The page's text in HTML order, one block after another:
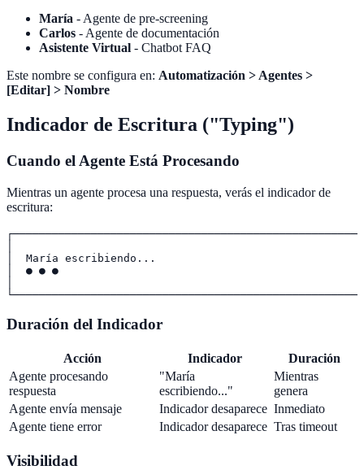
María - Agente de pre-screening
Carlos - Agente de documentación
Asistente Virtual - Chatbot FAQ
Este nombre se configura en: Automatización > Agentes >
[Editar] > Nombre
Indicador de Escritura ("Typing")
Cuando el Agente Está Procesando
Mientras un agente procesa una respuesta, verás el indicador de
escritura:
│  María escribiendo...
│  ● ● ●
Duración del Indicador
Acción Indicador
Duración
Agente procesando
respuesta
"María
escribiendo..."
Mientras
genera
Agente envía mensaje
Indicador desaparece Inmediato
Agente tiene error
Indicador desaparece Tras timeout
Visibilidad